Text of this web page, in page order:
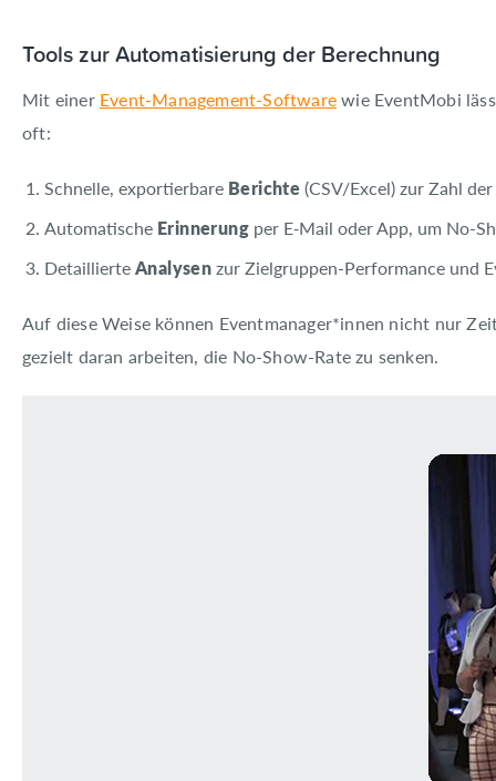
Tools zur Automatisierung der Berechnung
Mit einer Event-Management-Softwarewie EventMobi
oft:
Schnelle, exportierbare Berichte(CSV/Excel) zur Zahl
Automatische Erinnerung per E‑Mail oder App, um No-
DetaillierteAnalysenzur Zielgruppen-Performance und
Auf diese Weise können Eventmanager*innen nicht nur
gezielt daran arbeiten, die No-Show-Rate zu senken.